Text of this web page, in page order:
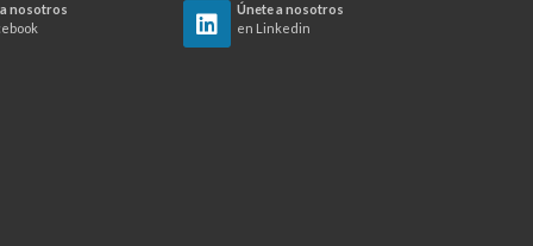
nosotros
Únete a nosotros
en Linkedin